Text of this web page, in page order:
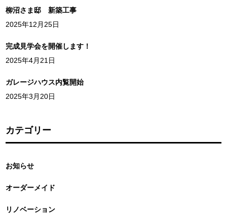
柳沼さま邸 新築工事
2025年12月25日
完成見学会を開催します！
2025年4月21日
ガレージハウス内覧開始
2025年3月20日
カテゴリー
お知らせ
オーダーメイド
リノベーション